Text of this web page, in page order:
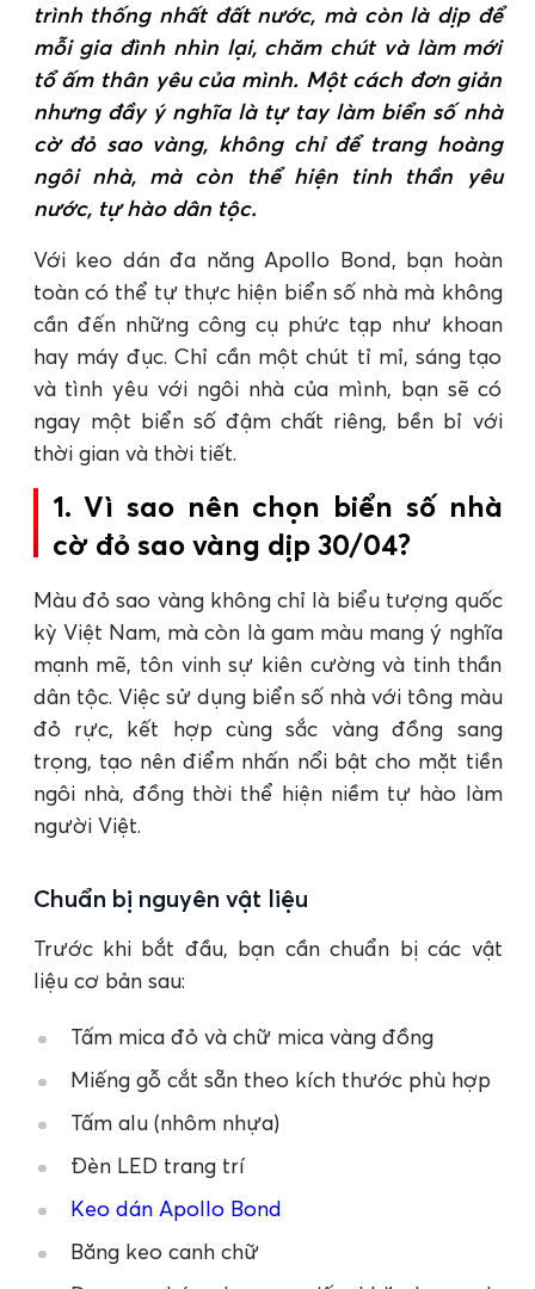
trình thống nhất đất nước, mà còn là dịp để
mỗi gia đình nhìn lại, chăm chút và làm mới
tổ ấm thân yêu của mình. Một cách đơn giản
nhưng đầy ý nghĩa là tự tay làm biển số nhà
cờ đỏ sao vàng, không chỉ để trang hoàng
ngôi nhà, mà còn thể hiện tinh thần yêu
nước, tự hào dân tộc.
Với keo dán đa năng Apollo Bond, bạn hoàn
toàn có thể tự thực hiện biển số nhà mà không
cần đến những công cụ phức tạp như khoan
hay máy đục. Chỉ cần một chút tỉ mỉ, sáng tạo
và tình yêu với ngôi nhà của mình, bạn sẽ có
ngay một biển số đậm chất riêng, bền bỉ với
thời gian và thời tiết.
1. Vì sao nên chọn biển số nhà
cờ đỏ sao vàng dịp 30/04?
Màu đỏ sao vàng không chỉ là biểu tượng quốc
kỳ Việt Nam, mà còn là gam màu mang ý nghĩa
mạnh mẽ, tôn vinh sự kiên cường và tinh thần
dân tộc. Việc sử dụng biển số nhà với tông màu
đỏ rực, kết hợp cùng sắc vàng đồng sang
trọng, tạo nên điểm nhấn nổi bật cho mặt tiền
ngôi nhà, đồng thời thể hiện niềm tự hào làm
người Việt.
Chuẩn bị nguyên vật liệu
Trước khi bắt đầu, bạn cần chuẩn bị các vật
liệu cơ bản sau:
Tấm mica đỏ và chữ mica vàng đồng
Miếng gỗ cắt sẵn theo kích thước phù hợp
Tấm alu (nhôm nhựa)
Đèn LED trang trí
Keo dán Apollo Bond
Băng keo canh chữ